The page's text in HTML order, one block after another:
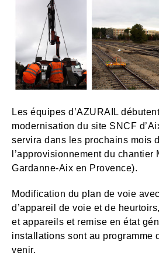
Les équipes d’AZURAIL
modernisation du site SNCF
servira dans les prochains mois
l’approvisionnement du chantier
Gardanne-Aix en Provence).
Modification du plan de voie
d’appareil de voie et de
et appareils et remise en état
installations sont au programme
venir.